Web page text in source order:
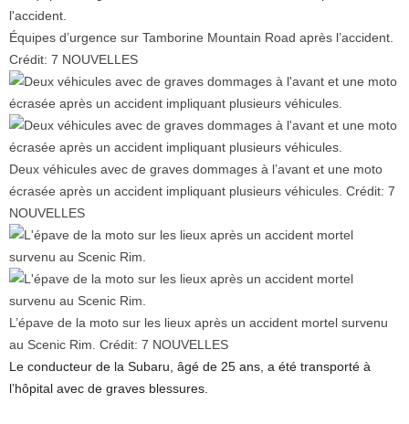
Équipes d’urgence sur Tamborine Mountain Road après l’accident.
Crédit: 7 NOUVELLES
Deux véhicules avec de graves dommages à l’avant et une moto
écrasée après un accident impliquant plusieurs véhicules. Crédit: 7
NOUVELLES
L’épave de la moto sur les lieux après un accident mortel survenu
au Scenic Rim. Crédit: 7 NOUVELLES
Le conducteur de la Subaru, âgé de 25 ans, a été transporté à
l’hôpital avec de graves blessures.